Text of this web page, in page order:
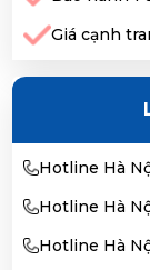
Giá cạnh
Hotline Hà
Hotline Hà
Hotline Hà